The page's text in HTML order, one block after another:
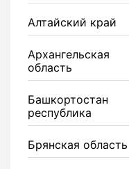
Алтайский край
Архангельская
область
Башкортостан
республика
Брянская область